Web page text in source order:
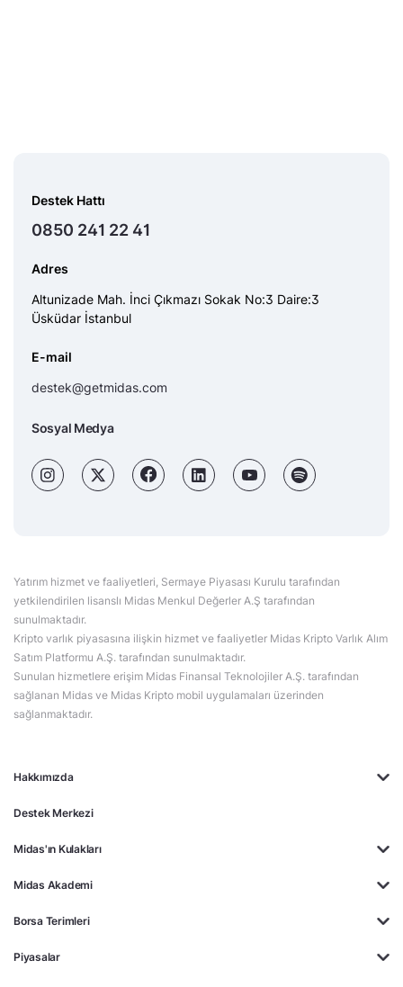
Hakkımızda
Destek Merkezi
Midas'ın Kulakları
Midas Akademi
Borsa Terimleri
Piyasalar
Destek Hattı
0850 241 22 41
Adres
Altunizade Mah. İnci Çıkmazı Sokak No:3 Daire:3
Üsküdar İstanbul
E-mail
destek@getmidas.com
Sosyal Medya
Yatırım hizmet ve faaliyetleri, Sermaye Piyasası Kurulu tarafından
yetkilendirilen lisanslı Midas Menkul Değerler A.Ş tarafından
sunulmaktadır.
Kripto varlık piyasasına ilişkin hizmet ve faaliyetler Midas Kripto Varlık Alım
Satım Platformu A.Ş. tarafından sunulmaktadır.
Sunulan hizmetlere erişim Midas Finansal Teknolojiler A.Ş. tarafından
sağlanan Midas ve Midas Kripto mobil uygulamaları üzerinden
sağlanmaktadır.